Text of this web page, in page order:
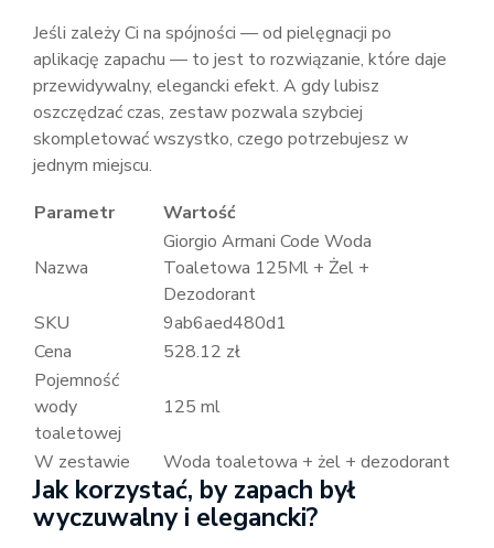
Jeśli zależy Ci na spójności — od pielęgnacji po
aplikację zapachu — to jest to rozwiązanie, które daje
przewidywalny, elegancki efekt. A gdy lubisz
oszczędzać czas, zestaw pozwala szybciej
skompletować wszystko, czego potrzebujesz w
jednym miejscu.
Parametr
Wartość
Nazwa
Giorgio Armani Code Woda
Toaletowa 125Ml + Żel +
Dezodorant
SKU
9ab6aed480d1
Cena
528.12 zł
Pojemność
wody
toaletowej
125 ml
W zestawie Woda toaletowa + żel + dezodorant
Jak korzystać, by zapach był
wyczuwalny i elegancki?